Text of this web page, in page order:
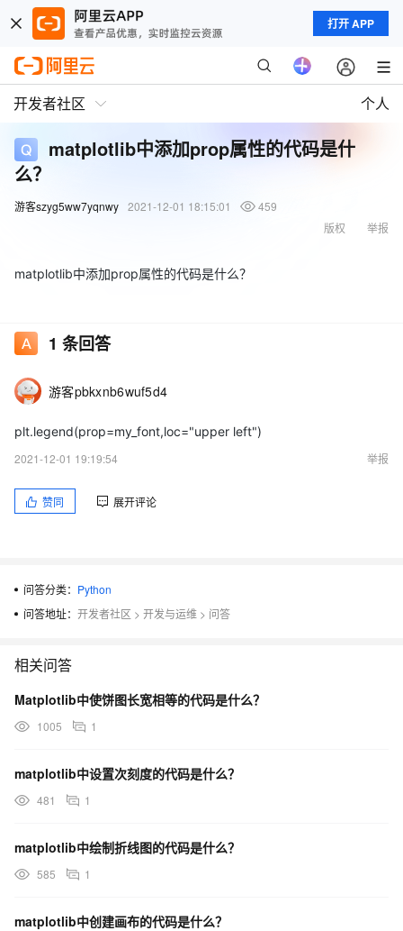
打开 APP
开发者社区 个人
matplotlib中添加prop属性的代码是什
么？
游客szyg5ww7yqnwy 2021-12-01 18:15:01
459
举报
版权
matplotlib中添加prop属性的代码是什么？
1 条回答
游客pbkxnb6wuf5d4
plt.legend(prop=my_font,loc="upper left")
2021-12-01 19:19:54
举报
赞同 展开评论
问答分类： Python
问答地址： 开发者社区 > 开发与运维 > 问答
相关问答
Matplotlib中使饼图长宽相等的代码是什么？
1005 1
matplotlib中设置次刻度的代码是什么？
481 1
matplotlib中绘制折线图的代码是什么？
585 1
matplotlib中创建画布的代码是什么？